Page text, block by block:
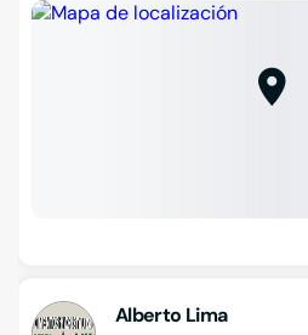
Alberto Lima